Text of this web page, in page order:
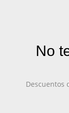
No
Descuentos